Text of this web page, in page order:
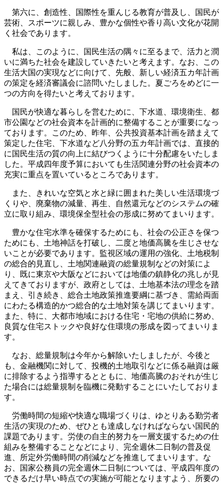
第六に、創造性、国際性を重んじる教育が普及し、国民が
芸術、スポーツに親しみ、豊かな個性や香り高い文化が花開
く社会であります。
私は、このように、国民生活の隅々に至るまで、活力と潤
いに満ちた社会を建設していきたいと考えます。なお、この
生活大国の実現などに向けて、先般、新しい経済五カ年計画
の策定を経済審議会に諮問いたしました。夏ごろをめどに一
つの方向を得たいと考えております。
国民が快適な暮らしを営むために、下水道、環境衛生、都
市公園などの社会資本を計画的に整備することが重要になっ
ております。このため、昨年、公共投資基本計画を踏まえて
策定した住宅、下水道など八分野の五カ年計画では、直接的
に国民生活の質の向上に結びつくように十分配慮をいたしま
した。平成四年度予算においても生活関連分野の社会資本の
充実に重点を置いているところであります。
また、きれいな空気と水と緑に囲まれた美しい生活環境づ
くりや、廃棄物の減量、再生、自然還元などのシステムの確
立に取り組み、環境保全型社会の形成に努めてまいります。
豊かな住宅水準を確保するためにも、社会の公正さを保つ
ためにも、土地神話を打破し、二度と地価高騰を生じさせな
いことが必要であります。監視区域の運用の強化、土地税制
の総合的見直し、土地関連融資の総量規制などの対策によ
り、既に東京や大阪などにおいては地価の鎮静化の兆しが見
えてきておりますが、政府としては、土地基本法の理念を踏
まえ、引き続き、総合土地政策推進要綱に基づき、需給両面
にわたる構造的かつ総合的な土地対策を講じてまいります。
また、特に、大都市地域における住宅・宅地の供給に努め、
良質な住宅ストックや良好な住環境の形成を図ってまいりま
す。
なお、総量規制は今年から解除いたしましたが、今後と
も、金融機関に対して、投機的土地取引などに係る融資は厳
に排除するよう指導するとともに、地価高騰のおそれが生じ
た場合には総量規制を臨機に発動することにいたしておりま
す。
労働時間の短縮や快適な職場づくりは、ゆとりある勤労者
生活の実現のため、ぜひとも達成しなければならない国民的
課題であります。労使の自主的努力を一層支援するための仕
組みを整備することなどにより、完全週休二日制の普及促
進、所定外労働時間の削減などを推進してまいります。な
お、国家公務員の完全週休二日制については、平成四年度の
できるだけ早い時点での実施が可能となりますよう、所要の